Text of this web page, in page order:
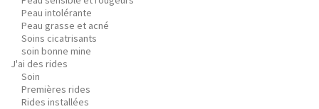
Peau intolérante
Peau grasse et acné
Soins cicatrisants
soin bonne mine
J'ai des rides
Soin
Premières rides
Rides installées